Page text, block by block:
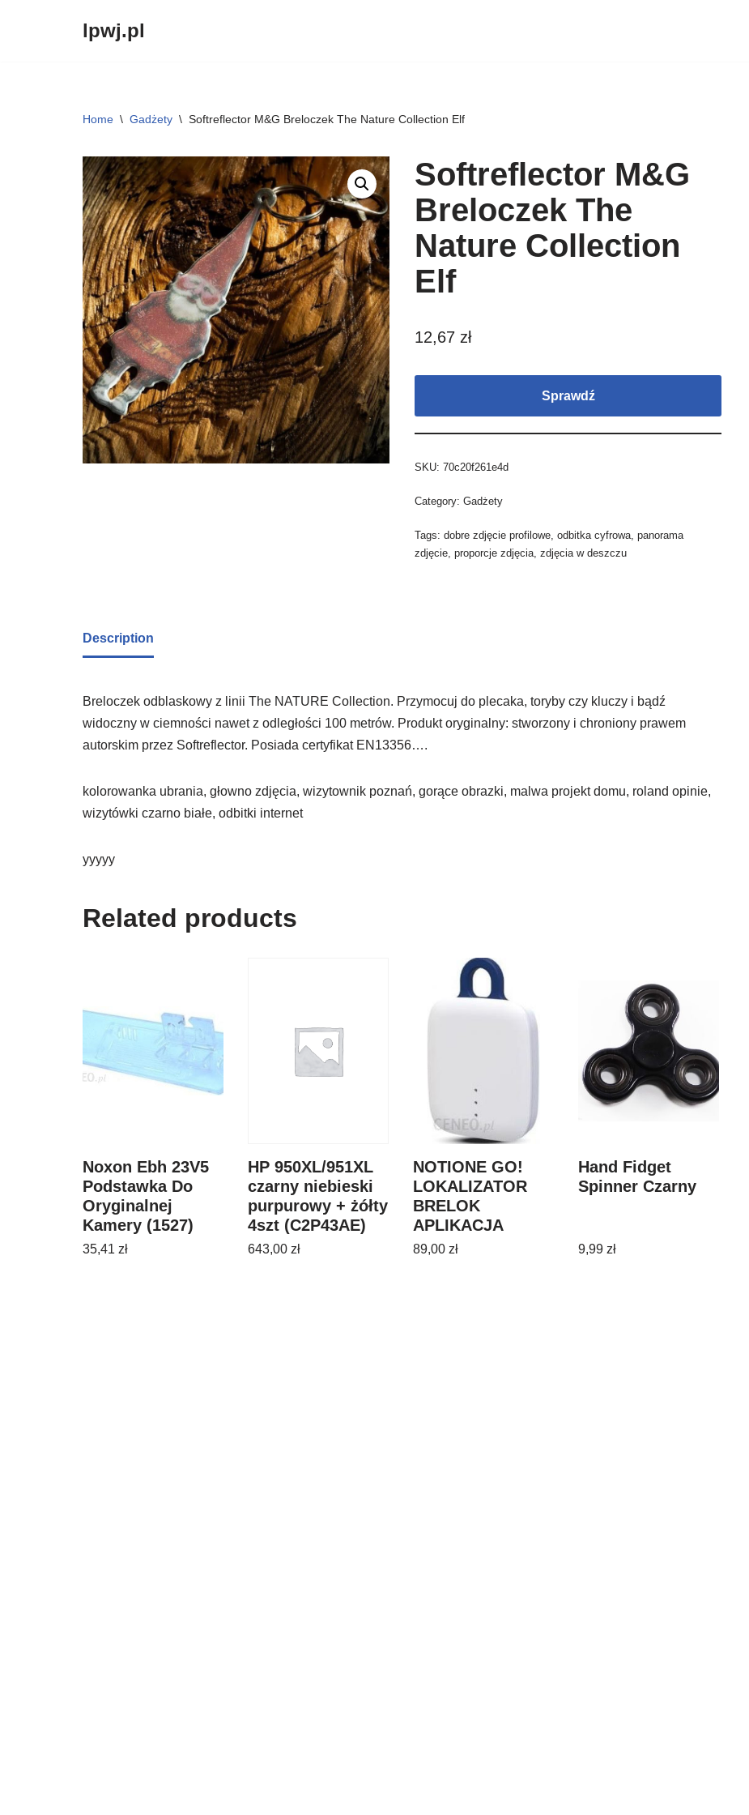
lpwj.pl
Home \ Gadżety \ Softreflector M&G Breloczek The Nature Collection Elf
Softreflector M&G
Breloczek The
Nature Collection
Elf
12,67 zł
Sprawdź
SKU:70c20f261e4d
Category:Gadżety
Tags:dobre zdjęcie profilowe,odbitka cyfrowa,panorama
zdjęcie,proporcje zdjęcia,zdjęcia w deszczu
Description
Breloczek odblaskowy z linii The NATURE Collection. Przymocuj do plecaka, toryby czy kluczy i bądź
widoczny w ciemności nawet z odległości 100 metrów. Produkt oryginalny: stworzony i chroniony prawem
autorskim przez Softreflector. Posiada certyfikat EN13356….
kolorowanka ubrania, głowno zdjęcia, wizytownik poznań, gorące obrazki, malwa projekt domu, roland opinie,
wizytówki czarno białe, odbitki internet
yyyyy
Related products
Noxon Ebh 23V5
Podstawka Do
Oryginalnej
Kamery (1527)
35,41 zł
HP 950XL/951XL
czarny niebieski
purpurowy + żółty
4szt (C2P43AE)
643,00 zł
NOTIONE GO!
LOKALIZATOR
BRELOK
APLIKACJA
BIAŁY
89,00 zł
Hand Fidget
Spinner Czarny
9,99 zł